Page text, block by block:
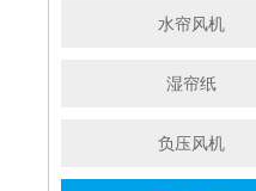
水帘风机
湿帘纸
负压风机